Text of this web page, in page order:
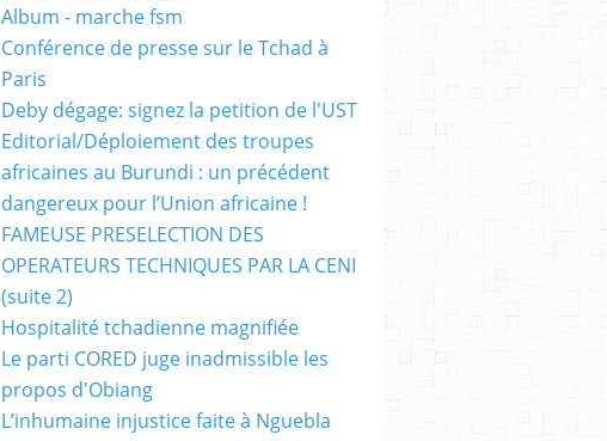
Album - marche fsm
Conférence de presse sur le Tchad à
Paris
Deby dégage: signez la petition de l'UST
Editorial/Déploiement des troupes
africaines au Burundi : un précédent
dangereux pour l’Union africaine !
FAMEUSE PRESELECTION DES
OPERATEURS TECHNIQUES PAR LA CENI
(suite 2)
Hospitalité tchadienne magnifiée
Le parti CORED juge inadmissible les
propos d'Obiang
L’inhumaine injustice faite à Nguebla